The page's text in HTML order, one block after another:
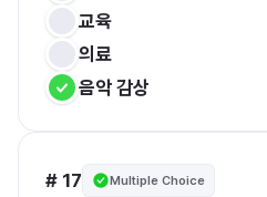
교육
의료
음악 감상
# 17 Multiple Choice